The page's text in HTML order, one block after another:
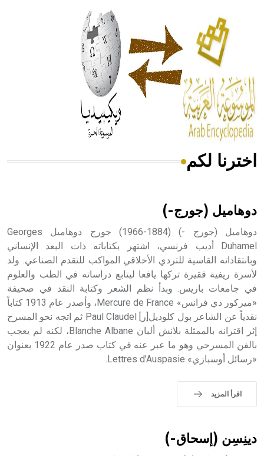
الحكم، الأدلة، تنظيم التغذية، ورسالته في جروح الرأس. ويعود
له الفضل بأنه حرر الطب من الدين والفلسفة.
- هل تعلم أن المرجان إفراز حيواني يتكون في البحر ويتركب
من مادة كربونات الكلسيوم، وهو أحمر أو شديد الحمرة وهو
أجود أنواعه، ويمتاز بكبر الحجم ويسمى الش
هل تعلم أن الأبسيد كلمة فرنسية اللفظ تم اعتمادها مصطلحاً
- هل تعلم أن أبجر Abgar اسم معروف جيداً يعود إلى عدد من
الملوك الذين حكموا مدينة إديسا (الرها) من أبجر الأول وحتى
التاسع، وهم ينتسبون إلى أسرة أوسروين
- هل تعلم أن الأبجدية الكنعانية تتألف من /22/ علامة كتابية
sign تكتب منفصلة غير متصلة، وتعتمد المبدأ الأكوروفوني،
اخترنا لكم
دوهاميل (جورج-)
دوهاميل (جورج -) (1884-1966) جورج دوهاميل Georges
Duhamel أديب فرنسي، اشتهر بكتاباته ذات البعد الإنساني
وبانتقاداته القاسية للتردي الأخلاقي المواكب للتقدم الصناعي. ولد
لأسرة ريفية فقيرة تركها يافعا ليتابع دراساته في الطب والعلوم
في جامعات باريس. وبدأ نظم الشعر وكتابة النقد في صحيفة
«ميركور دي فرانس» Mercure de France، وأصدر عام 1913 كتاباً
نقدياً عن الشاعر بول كلوديل[ر] Paul Claudel ثم اتجه نحو المسرح
إثر اقترانه بالممثلة بلانش ألبان Blanche Albane، لكنه لم يعجب
بالفن المسرحي وهو ما عبر عنه في كتاب صدر عام 1922 بعنوان
«رسائل أوسبازي» Lettres d’Auspasie.
اقرأ المزيد
دينِسِن (إسحاق-)